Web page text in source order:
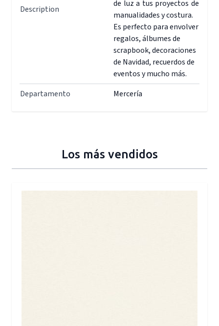
Description
de luz a tus proyectos de
manualidades y costura.
Es perfecto para envolver
regalos, álbumes de
scrapbook, decoraciones
de Navidad, recuerdos de
eventos y mucho más.
Departamento
Mercería
Los más vendidos